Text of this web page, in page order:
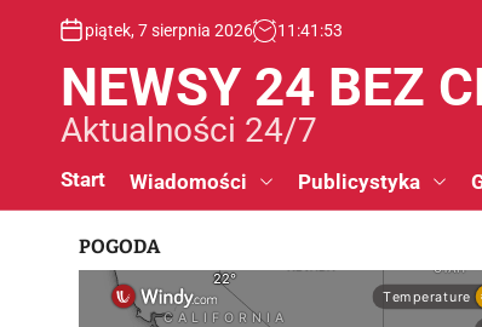
piątek, 7 sierpnia 2026 11 :41 :54
NEWSY 24 BEZ
Aktualności 24/7
Start Wiadomości Publicystyka
POGODA